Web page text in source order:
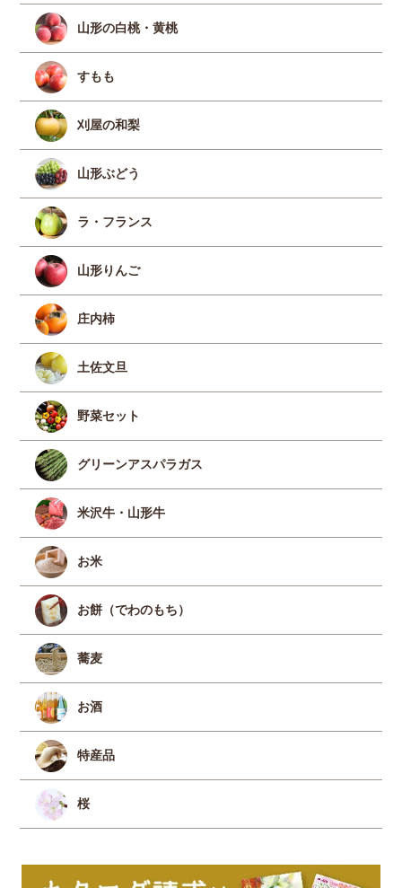
山形の白桃・黄桃
すもも
刈屋の和梨
山形ぶどう
ラ・フランス
山形りんご
庄内柿
土佐文旦
野菜セット
グリーンアスパラガス
米沢牛・山形牛
お米
お餅（でわのもち）
蕎麦
お酒
特産品
桜